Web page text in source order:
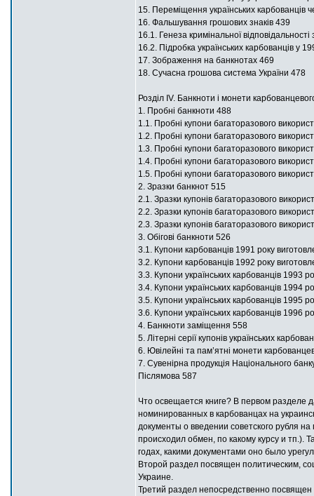
15. Переміщення українських карбованців
16. Фальшування грошових знаків 439
16.1. Генеза кримінальної
16.2. Підробка українських карбованців у
17. Зображення на банкнотах 469
18. Сучасна грошова система України 478
Розділ ІV. Банкноти і монети
1. Пробні банкноти 488
1.1. Пробні купони багаторазового
1.2. Пробні купони багаторазового
1.3. Пробні купони багаторазового
1.4. Пробні купони багаторазового
1.5. Пробні купони багаторазового
2. Зразки банкнот 515
2.1. Зразки купонів багаторазового
2.2. Зразки купонів багаторазового
2.3. Зразки купонів багаторазового
3. Обігові банкноти 526
3.1. Купони карбованців 1991 року
3.2. Купони карбованців 1992 року
3.3. Купони українських карбованців 1993
3.4. Купони українських карбованців 1994
3.5. Купони українських карбованців 1995
3.6. Купони українських карбованців 1996
4. Банкноти заміщення 558
5. Літерні серії купонів українських
6. Ювілейні та пам’ятні монети
7. Сувенірна продукція Національного
Післямова 587
Что освещается книге? В первом разделе
номинированных в карбованцах на
документы о введении советского рубля
происходил обмен, по какому курсу и
годах, какими документами оно было
Второй раздел посвящен политическим,
Украине.
Третий раздел непосредственно